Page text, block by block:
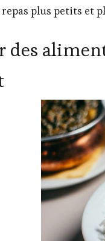
plus petits et
des